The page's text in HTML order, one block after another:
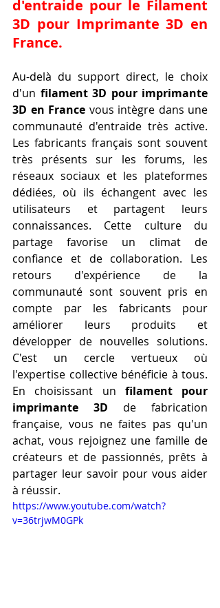
d'entraide pour le Filament
3D pour Imprimante 3D en
France.
Au-delà du support direct, le choix
d'un filament 3D pour imprimante
3D en France vous intègre dans une
communauté d'entraide très active.
Les fabricants français sont souvent
très présents sur les forums, les
réseaux sociaux et les plateformes
dédiées, où ils échangent avec les
utilisateurs et partagent leurs
connaissances. Cette culture du
partage favorise un climat de
confiance et de collaboration. Les
retours d'expérience de la
communauté sont souvent pris en
compte par les fabricants pour
améliorer leurs produits et
développer de nouvelles solutions.
C'est un cercle vertueux où
l'expertise collective bénéficie à tous.
En choisissant un filament pour
imprimante 3D de fabrication
française, vous ne faites pas qu'un
achat, vous rejoignez une famille de
créateurs et de passionnés, prêts à
partager leur savoir pour vous aider
à réussir.
https://www.youtube.com/watch?
v=36trjwM0GPk